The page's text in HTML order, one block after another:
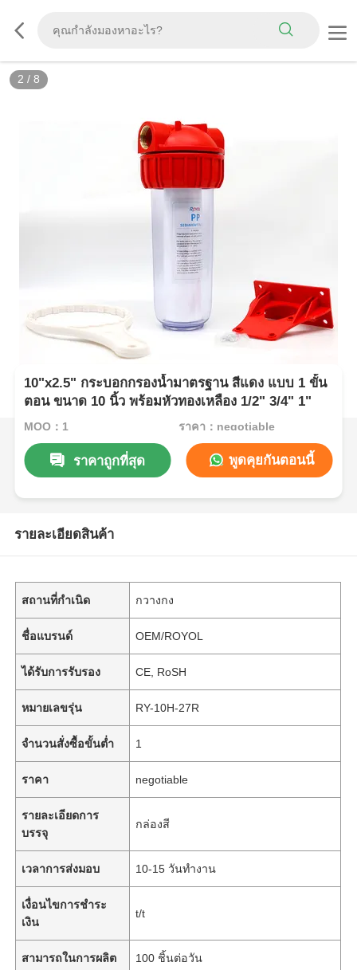
2 / 8
10"x2.5" กระบอกกรองน้ำมาตรฐาน สีแดง แบบ 1 ขั้น
ตอน ขนาด 10 นิ้ว พร้อมหัวทองเหลือง 1/2" 3/4" 1"
MOQ：1 ราคา：negotiable
ราคาถูกที่สุด พูดคุยกันตอนนี้
รายละเอียดสินค้า
สถานที่กำเนิด กวางกง
ชื่อแบรนด์ OEM/ROYOL
ได้รับการรับรอง CE, RoSH
หมายเลขรุ่น RY-10H-27R
จำนวนสั่งซื้อขั้นต่ำ 1
ราคา negotiable
รายละเอียดการ
บรรจุ
กล่องสี
เวลาการส่งมอบ 10-15 วันทำงาน
เงื่อนไขการชำระ
เงิน
t/t
สามารถในการผลิต 100 ชิ้นต่อวัน